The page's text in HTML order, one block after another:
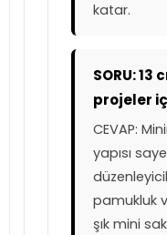
katar.
SORU:
projeler
CEVAP:
yapısı
pamukluk
şık mini